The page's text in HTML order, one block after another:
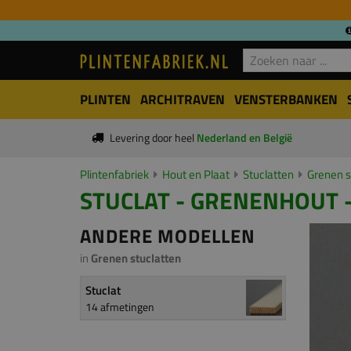
PLINTEN ARCHITRAVEN VENSTERBANKEN
Levering door heel Nederland en België
Plintenfabriek Hout en Plaat Stuclatten Grenen
STUCLAT -
ANDERE MODELLEN
in Grenen stuclatten
Stuclat
14 afmetingen